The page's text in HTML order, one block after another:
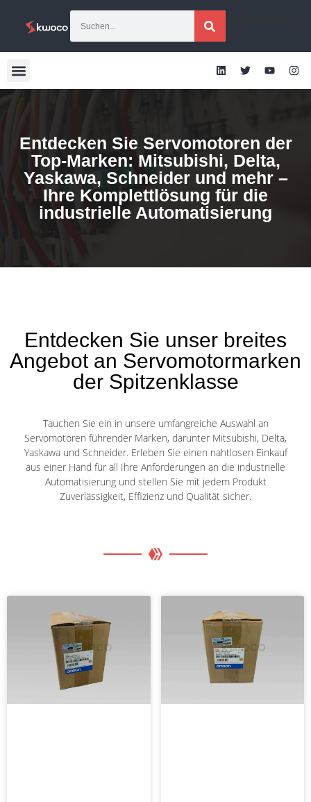
Entdecken Sie Servomotoren der
Top-Marken: Mitsubishi, Delta,
Yaskawa, Schneider und mehr –
Ihre Komplettlösung für die
industrielle Automatisierung
Entdecken Sie unser breites
Angebot an Servomotormarken
der Spitzenklasse
Tauchen Sie ein in unsere umfangreiche Auswahl an
Servomotoren führender Marken, darunter Mitsubishi, Delta,
Yaskawa und Schneider. Erleben Sie einen nahtlosen Einkauf
aus einer Hand für all Ihre Anforderungen an die industrielle
Automatisierung und stellen Sie mit jedem Produkt
Zuverlässigkeit, Effizienz und Qualität sicher.